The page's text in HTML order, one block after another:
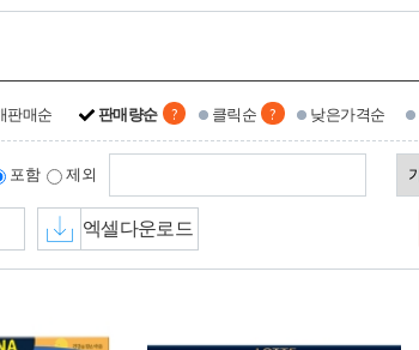
판매순 판매량순 ? 클릭순 ? 낮은가격순
포함 제외
엑셀다운로드